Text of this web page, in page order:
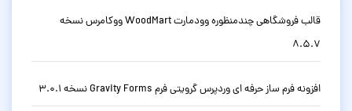
قالب فروشگاهی چندمنظوره وودمارت WoodMart ووکامرس نسخه
8.5.7
افزونه فرم ساز حرفه ای وردپرس گرویتی فرم Gravity Forms نسخه 3.0.1